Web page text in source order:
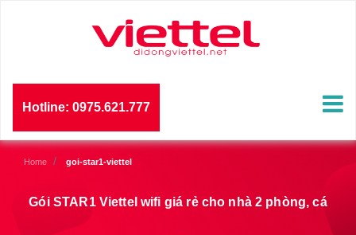
Gói STAR1 Viettel wifi giá rẻ cho nhà cao tầng, Cafe
Hotline: 0975.621.777
Home goi-star1-viettel
Gói STAR1 Viettel wifi giá rẻ cho nhà 2 phòng, cá